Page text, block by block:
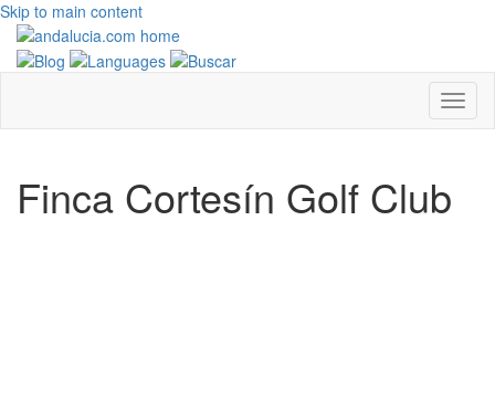
Skip to main content
Finca Cortesín Golf Club